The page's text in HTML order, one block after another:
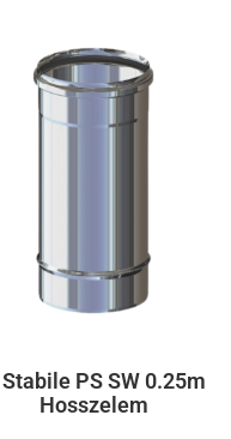
PS SW 0.25m
Hosszelem